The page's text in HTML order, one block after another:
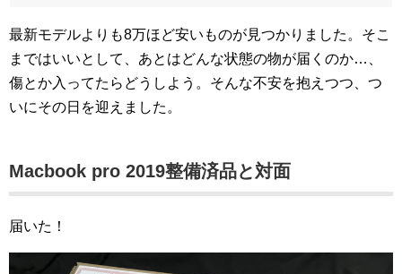
最新モデルよりも8万ほど安いものが見つかりました。そこ
まではいいとして、あとはどんな状態の物が届くのか…、
傷とか入ってたらどうしよう。そんな不安を抱えつつ、つ
いにその日を迎えました。
Macbook pro 2019整備済品と対面
届いた！